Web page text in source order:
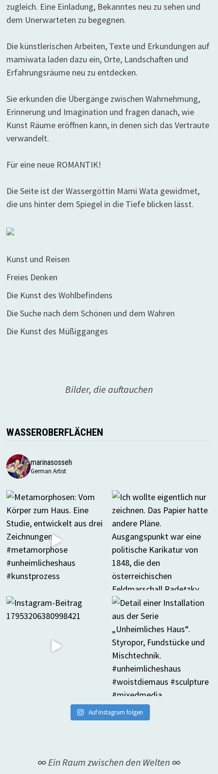
zugleich. Eine Einladung, Bekanntes neu zu sehen und
dem Unerwarteten zu begegnen.
Die künstlerischen Arbeiten, Texte und Erkundungen auf
mamiwata laden dazu ein, Orte, Landschaften und
Erfahrungsräume neu zu entdecken.
Sie erkunden die Übergänge zwischen Wahrnehmung,
Erinnerung und Imagination und fragen danach, wie
Kunst Räume eröffnen kann, in denen sich das Vertraute
verwandelt.
Für eine neue ROMANTIK!
Die Seite ist der Wassergöttin Mami Wata gewidmet,
die uns hinter dem Spiegel in die Tiefe blicken lässt.
Kunst und Reisen
Freies Denken
Die Kunst des Wohlbefindens
Die Suche nach dem Schönen und dem Wahren
Die Kunst des Müßigganges
Bilder, die auftauchen
WASSEROBERFLÄCHEN
marinasosseh
German Artist
Auf Instagram folgen
∞ Ein Raum zwischen den Welten ∞